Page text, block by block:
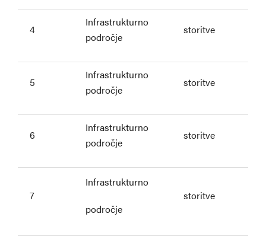
4
Infrastrukturno
področje
storitve
5
Infrastrukturno
področje
storitve
6
Infrastrukturno
področje
storitve
7
Infrastrukturno
področje
storitve